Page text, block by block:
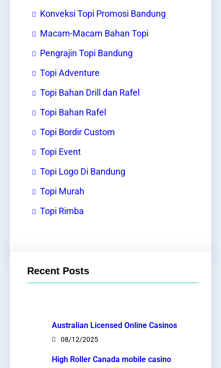
Konveksi Topi Promosi Bandung
Macam-Macam Bahan Topi
Pengrajin Topi Bandung
Topi Adventure
Topi Bahan Drill dan Rafel
Topi Bahan Rafel
Topi Bordir Custom
Topi Event
Topi Logo Di Bandung
Topi Murah
Topi Rimba
Recent Posts
Australian Licensed Online Casinos
08/12/2025
High Roller Canada mobile casino